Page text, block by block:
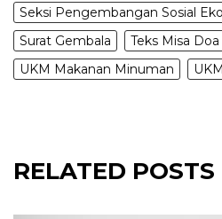
Seksi Pengembangan Sosial
Surat Gembala
Teks Misa Doa
UKM Makanan Minuman
RELATED POSTS